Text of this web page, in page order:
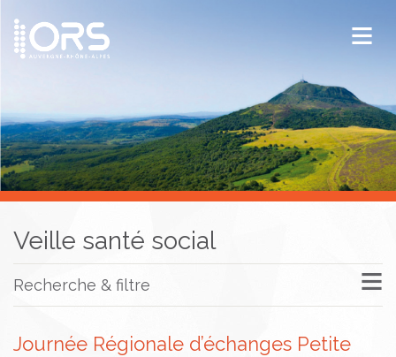
ORS Auvergne-Rhône-Alpes
Publications
Documentation / Veille
Veille santé social
Recherche & filtre
Journée Régionale d’échanges Petite